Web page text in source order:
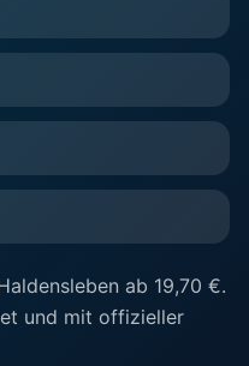
ab 19,70 €.
und mit offizieller